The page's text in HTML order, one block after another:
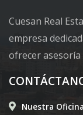
Cuesan Real
empresa
ofrecer
Nuestra Oficina